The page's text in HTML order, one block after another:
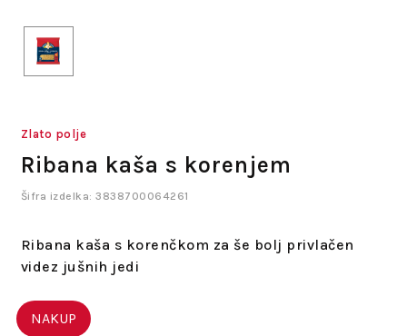
Zlato polje
Ribana kaša s korenjem
Šifra izdelka: 3838700064261
Ribana kaša s korenčkom za še bolj privlačen
videz jušnih jedi
NAKUP